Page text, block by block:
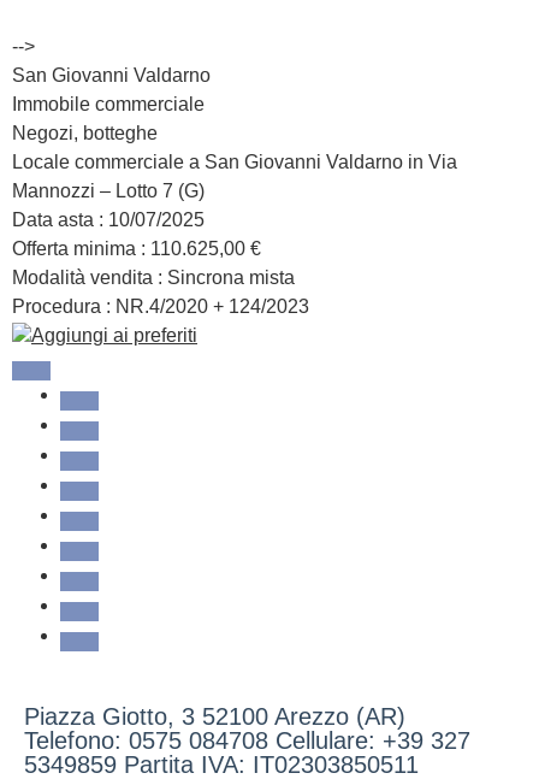
-->
San Giovanni Valdarno
Immobile commerciale
Negozi, botteghe
Locale commerciale a San Giovanni Valdarno in Via
Mannozzi – Lotto 7 (G)
Data asta : 10/07/2025
Offerta minima : 110.625,00 €
Modalità vendita : Sincrona mista
Procedura : NR.4/2020 + 124/2023
Aggiungi ai preferiti
Piazza Giotto, 3 52100 Arezzo (AR)
Telefono: 0575 084708 Cellulare: +39 327
5349859 Partita IVA: IT02303850511